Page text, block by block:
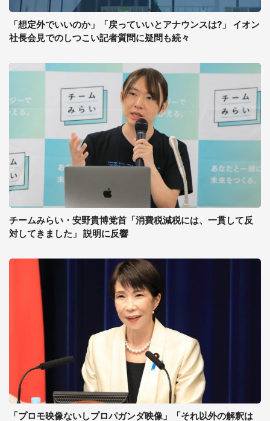
「想定外でいいのか」「戻っていいとアナウンスは?」 イオン
社長会見でのしつこい記者質問に疑問も続々
チームみらい・安野貴博党首「消費税減税には、一貫して反
対してきました」 説明に反響
「プロモ映像ないしプロパガンダ映像」「それ以外の解釈は